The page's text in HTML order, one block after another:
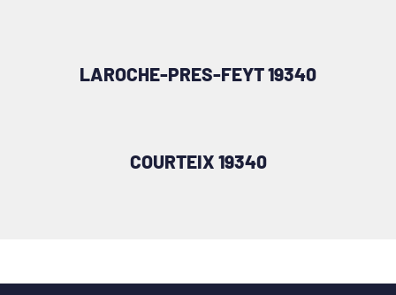
LAROCHE-PRES-FEYT 19340
COURTEIX 19340